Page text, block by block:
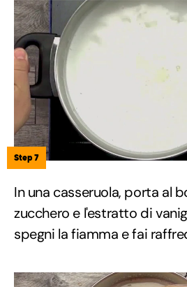
Step 7
In una casseruola, porta al
zucchero e l'estratto di
spegni la fiamma e fai